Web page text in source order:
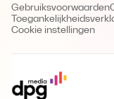
Gebruiksvoorwaarden
Cookie instellingen